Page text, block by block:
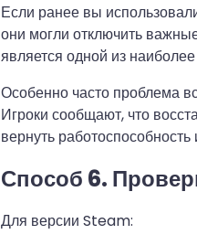
Если ранее вы
они могли отключить
является одной из
Особенно часто проблема
Игроки сообщают, что
вернуть работоспособность
Способ 6.
Для версии Steam: